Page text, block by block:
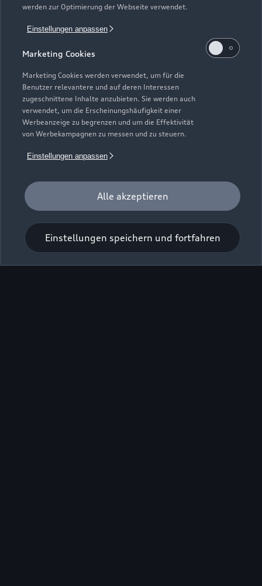
werden zur Optimierung der Webseite verwendet.
Einstellungen anpassen
Marketing Cookies
Marketing Cookies werden verwendet, um für die
Benutzer relevantere und auf deren Interessen
zugeschnittene Inhalte anzubieten. Sie werden auch
verwendet, um die Erscheinungshäufigkeit einer
Werbeanzeige zu begrenzen und um die Effektivität
von Werbekampagnen zu messen und zu steuern.
Einstellungen anpassen
Alle akzeptieren
Einstellungen speichern und fortfahren
Zur Inspektion
Zurück nach oben
Modelle
Elektromodelle
Plug-in-Hybride
Kaufen & leasen
Gebrauchtwagensuche
Gebrauchtwagen
Finanzierung
Saisonale Angebote
Audi Services
Support
Kundenservice
Händlersuche
Über Audi